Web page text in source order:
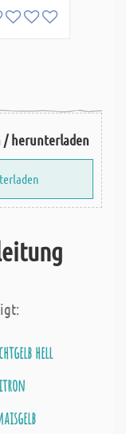
/ herunterladen
hell